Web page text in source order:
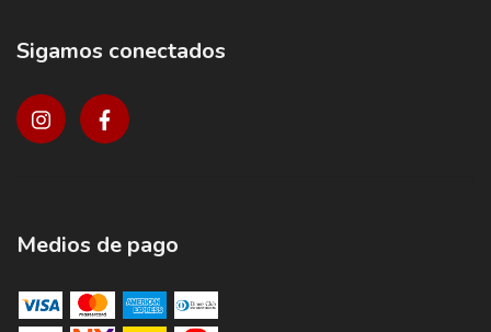
Sigamos conectados
Medios de pago